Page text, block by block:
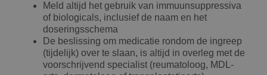
Meld altijd het gebruik van immuunsuppressiva
of biologicals, inclusief de naam en het
doseringsschema
De beslissing om medicatie rondom de ingreep
(tijdelijk) over te slaan, is altijd in overleg met de
voorschrijvend specialist (reumatoloog, MDL-